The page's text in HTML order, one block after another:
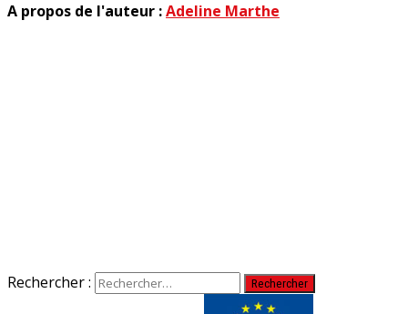
A propos de l'auteur :Adeline Marthe
Rechercher :